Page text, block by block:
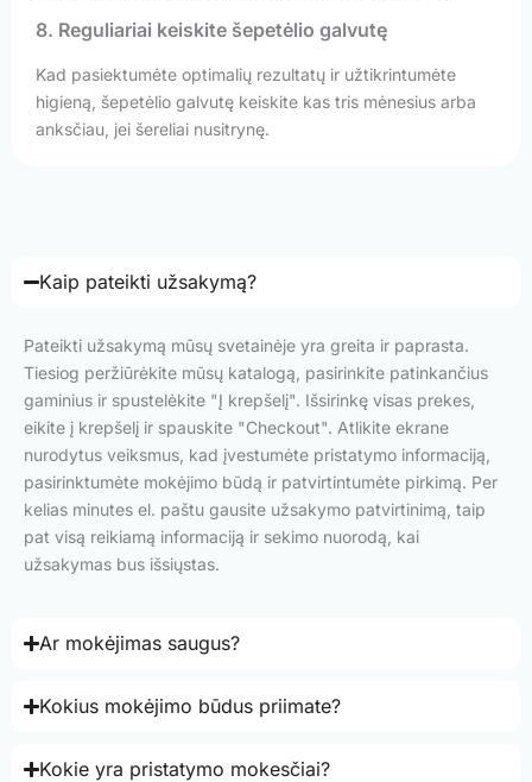
8. Reguliariai keiskite šepetėlio galvutę
Kad pasiektumėte optimalių rezultatų ir užtikrintumėte
higieną, šepetėlio galvutę keiskite kas tris mėnesius arba
anksčiau, jei šereliai nusitrynę.
Kaip pateikti užsakymą?
Pateikti užsakymą mūsų svetainėje yra greita ir paprasta.
Tiesiog peržiūrėkite mūsų katalogą, pasirinkite patinkančius
gaminius ir spustelėkite "Į krepšelį". Išsirinkę visas prekes,
eikite į krepšelį ir spauskite "Checkout". Atlikite ekrane
nurodytus veiksmus, kad įvestumėte pristatymo informaciją,
pasirinktumėte mokėjimo būdą ir patvirtintumėte pirkimą. Per
kelias minutes el. paštu gausite užsakymo patvirtinimą, taip
pat visą reikiamą informaciją ir sekimo nuorodą, kai
užsakymas bus išsiųstas.
Ar mokėjimas saugus?
Kokius mokėjimo būdus priimate?
Kokie yra pristatymo mokesčiai?